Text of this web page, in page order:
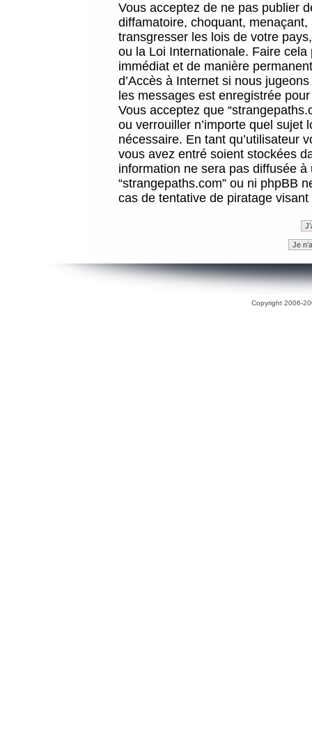
Vous acceptez de ne pas publier
diffamatoire, choquant,
transgresser les lois de votre
ou la Loi Internationale. Faire
immédiat et de manière
d’Accès à Internet si nous
les messages est enregistrée
Vous acceptez que
ou verrouiller n’importe quel sujet
nécessaire. En tant qu’utilisateur
vous avez entré soient stockées
information ne sera pas diffusée
“strangepaths.com” ou ni phpBB
cas de tentative de piratage
Copyright 2006-